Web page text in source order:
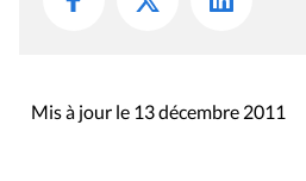
Mis à jour le 13 décembre 2011